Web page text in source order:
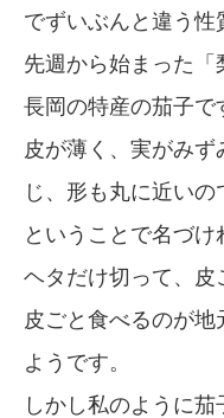
でずいぶんと違う性
先週から始まった「
長岡の特産の茄子で
皮が薄く、実がみ
じ、形も丸に近い
ということで名づけ
ヘタだけ切って、皮
皮ごと食べるのが地
ようです。
しかし私のように